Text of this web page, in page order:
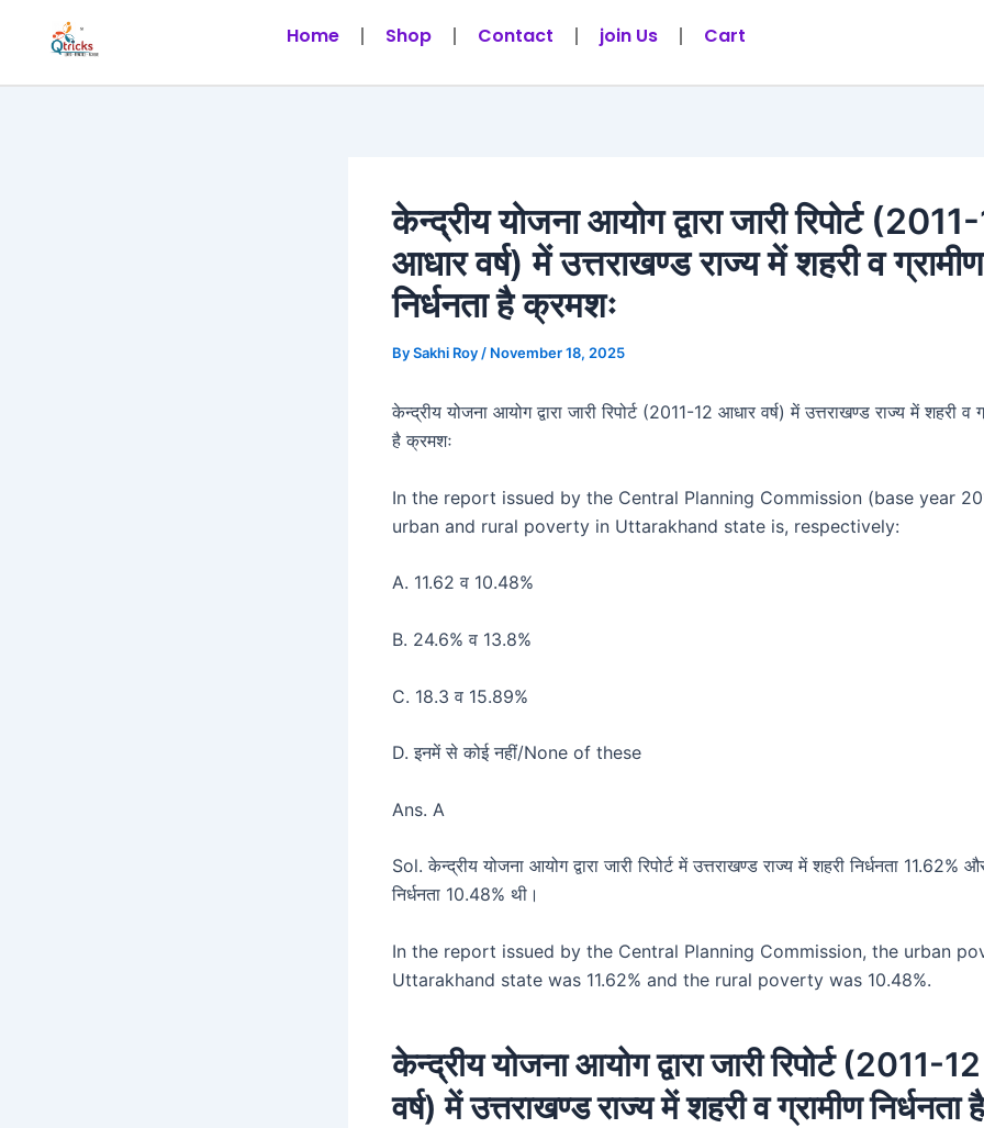
Home Shop Contact join Us Cart
केन्द्रीय योजना आयोग द्वारा जारी रिपोर्ट
आधार वर्ष) में उत्तराखण्ड राज्य में शहरी व ग्रामीण
निर्धनता है क्रमशः
BySakhi Roy / November 18, 2025
केन्द्रीय योजना आयोग द्वारा जारी रिपोर्ट (2011-12 आधार वर्ष) में उत्तराखण्ड राज्य में शहरी व
है क्रमशः
In the report issued by the Central Planning Commission (base year
urban and rural poverty in Uttarakhand state is, respectively:
A. 11.62 व 10.48%
B. 24.6% व 13.8%
C. 18.3 व 15.89%
D. इनमें से कोई नहीं/None of these
Ans. A
Sol. केन्द्रीय योजना आयोग द्वारा जारी रिपोर्ट में उत्तराखण्ड राज्य में शहरी निर्धनता 11.62%
निर्धनता 10.48% थी।
In the report issued by the Central Planning Commission, the urban
Uttarakhand state was 11.62% and the rural poverty was 10.48%.
केन्द्रीय योजना आयोग द्वारा जारी रिपोर्ट (2011-
वर्ष) में उत्तराखण्ड राज्य में शहरी व ग्रामीण
navigation